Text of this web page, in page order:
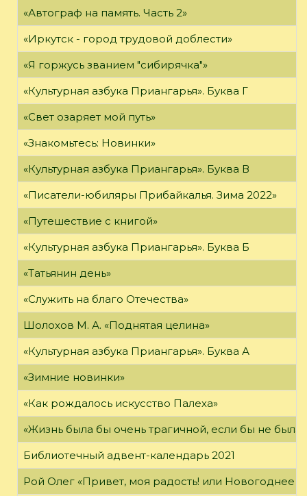
«Автограф на память. Часть 2»
«Иркутск - город трудовой доблести»
«Я горжусь званием "сибирячка"»
«Культурная азбука Приангарья». Буква Г
«Свет озаряет мой путь»
«Знакомьтесь: Новинки»
«Культурная азбука Приангарья». Буква В
«Писатели-юбиляры Прибайкалья. Зима 2022»
«Путешествие с книгой»
«Культурная азбука Приангарья». Буква Б
«Татьянин день»
«Служить на благо Отечества»
Шолохов М. А. «Поднятая целина»
«Культурная азбука Приангарья». Буква А
«Зимние новинки»
«Как рождалось искусство Палеха»
«Жизнь была бы очень трагичной, если бы не была
Библиотечный адвент-календарь 2021
Рой Олег «Привет, моя радость! или Новогоднее